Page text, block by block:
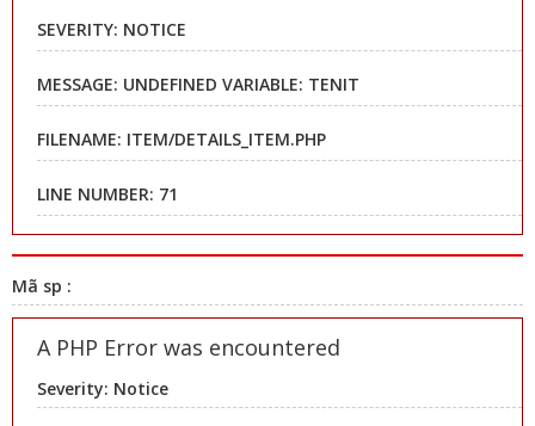
SEVERITY: NOTICE
MESSAGE: UNDEFINED VARIABLE: TENIT
FILENAME: ITEM/DETAILS_ITEM.PHP
LINE NUMBER: 71
Mã sp :
A PHP Error was encountered
Severity: Notice